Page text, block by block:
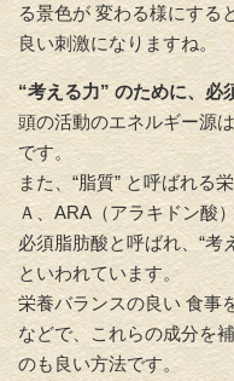
る景色が 変わる様にする
良い刺激になりますね。
“考える力” のために、必
頭の活動のエネルギー源は
です。
また、“脂質” と呼ばれる
Ａ、ARA（アラキドン酸
必須脂肪酸と呼ばれ、“考
といわれています。
栄養バランスの良い 食事
などで、これらの成分を
のも良い方法です。